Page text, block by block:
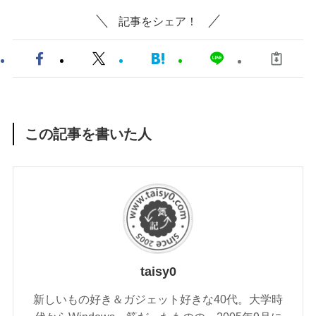
記事をシェア！
この記事を書いた人
taisy0
新しいもの好き＆ガジェット好きな40代。大学時